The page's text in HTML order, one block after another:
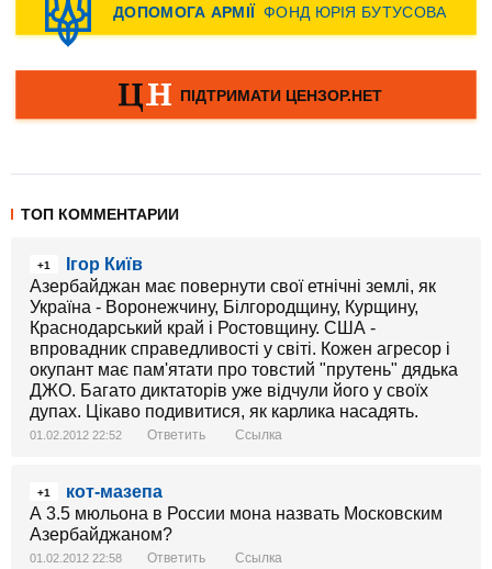
ТОП КОММЕНТАРИИ
+1
Ігор Київ
Азербайджан має повернути свої етнічні землі, як
Україна - Воронежчину, Білгородщину, Курщину,
Краснодарський край і Ростовщину. США -
впровадник справедливості у світі. Кожен агресор і
окупант має пам'ятати про товстий "прутень" дядька
ДЖО. Багато диктаторів уже відчули його у своїх
дупах. Цікаво подивитися, як карлика насадять.
01.02.2012 22:52 Ответить Ссылка
+1
кот-мазепа
А 3.5 мюльона в России мона назвать Московским
Азербайджаном?
01.02.2012 22:58 Ответить Ссылка